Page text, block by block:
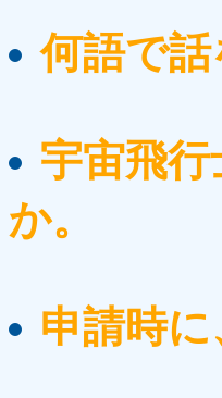
何語で
宇宙飛
か。
申請時